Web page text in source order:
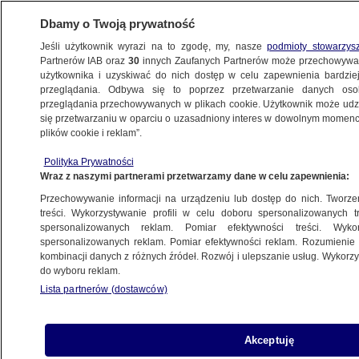
METEO
NAJNOWSZE
wichury, tornada...
27.07.2012, 12:13
Udostępnij
Setki tysięcy osób zostały bez prądu po silnych
wschodnie stany USA. Silny wiatr zrywał linie
Dbamy o Twoją prywatność
Jeśli użytkownik wyrazi na to zgodę, my, naszepodmioty
Partnerów IAB oraz30 innych Zaufanych Partnerów może
użytkownika i uzyskiwać do nich dostęp w celu zapewnienia
przeglądania. Odbywa się to poprzez przetwarzanie danych
przeglądania przechowywanych w plikach cookie. Użytkownik może
się przetwarzaniu w oparciu o uzasadniony interes w dowolnym
plików cookie i reklam”.
Polityka Prywatności
Wraz z naszymi partnerami przetwarzamy dane w celu zapewnienia:
Przechowywanie informacji na urządzeniu lub dostęp do nich.
treści. Wykorzystywanie profili w celu doboru spersonalizowanych
spersonalizowanych reklam. Pomiar efektywności treści.
spersonalizowanych reklam. Pomiar efektywności reklam.
kombinacji danych z różnych źródeł. Rozwój i ulepszanie usług.
do wyboru reklam.
Lista partnerów (dostawców)
Akceptuję